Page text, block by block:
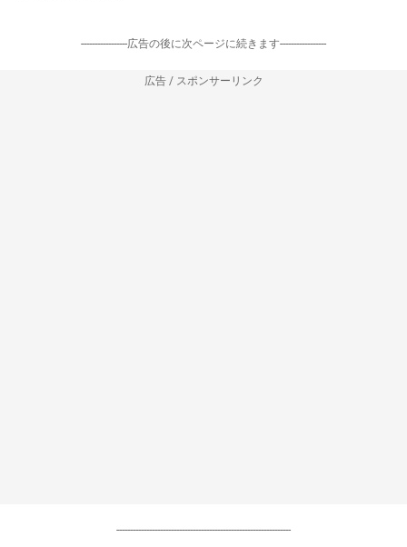
-----------------広告の後に次ページに続きます-----------------
広告 / スポンサーリンク
----------------------------------------------------------------